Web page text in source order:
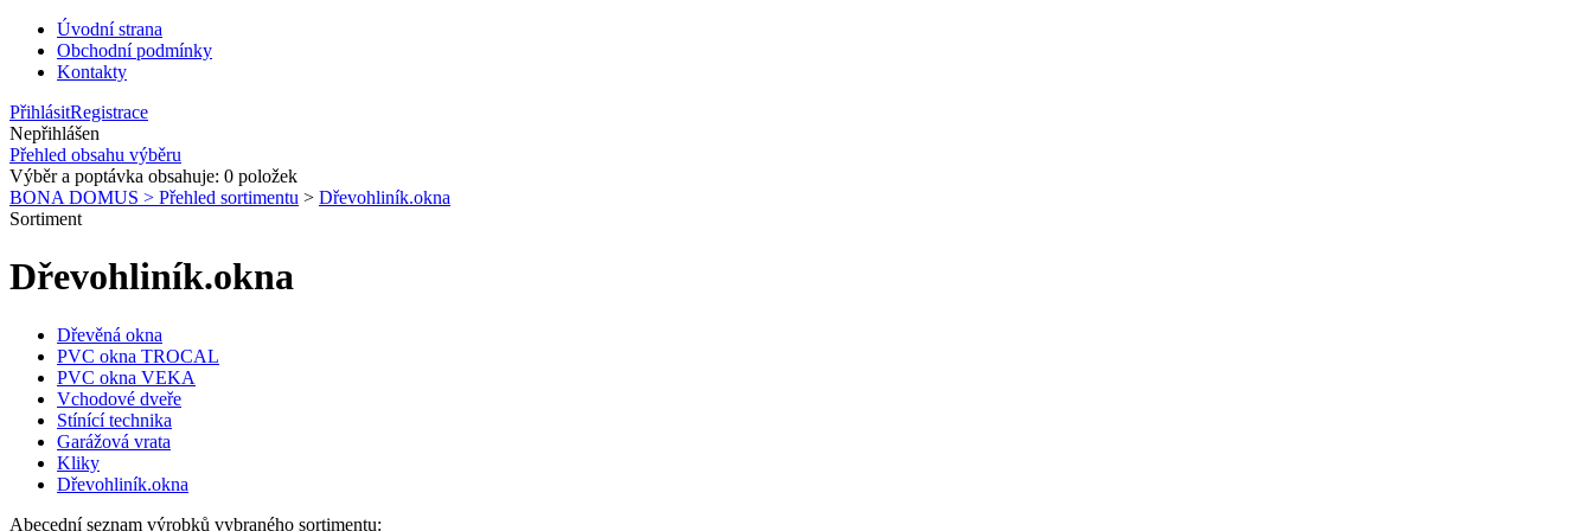
Úvodní strana
Obchodní podmínky
Kontakty
PřihlásitRegistrace
Nepřihlášen
Přehled obsahu výběru
Výběr a poptávka obsahuje: 0 položek
BONA DOMUS > Přehled sortimentu > Dřevohliník.okna
Sortiment
Dřevohliník.okna
Dřevěná okna
PVC okna TROCAL
PVC okna VEKA
Vchodové dveře
Stínící technika
Garážová vrata
Kliky
Dřevohliník.okna
Abecední seznam výrobků vybraného sortimentu: